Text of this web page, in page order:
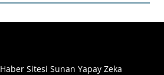
Sitesi Sunan Yapay Zeka